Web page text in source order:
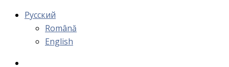
Русский
Română
English